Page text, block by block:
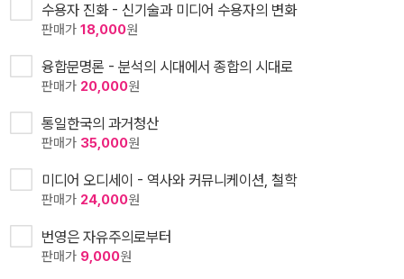
수용자 진화 - 신기술과 미디어 수용자의 변화
판매가 18,000원
융합문명론 - 분석의 시대에서 종합의 시대로
판매가 20,000원
통일한국의 과거청산
판매가 35,000원
미디어 오디세이 - 역사와 커뮤니케이션, 철학
판매가 24,000원
번영은 자유주의로부터
판매가 9,000원